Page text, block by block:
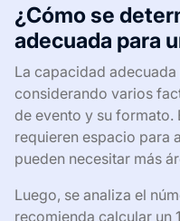
¿Cómo se
adecuada para
La capacidad
considerando varios
de evento y su
requieren espacio para
pueden necesitar más
Luego, se analiza el
recomienda calcular un